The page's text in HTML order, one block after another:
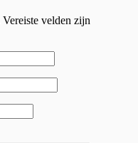
Vereiste velden zijn